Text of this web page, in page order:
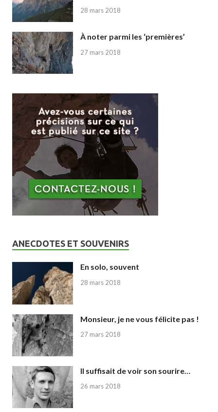
28 mars 2018
À noter parmi les ‘premières’
27 mars 2018
ANECDOTES ET SOUVENIRS
En solo, souvent
28 mars 2018
Monsieur, je ne vous félicite pas !
27 mars 2018
Il suffisait de voir son sourire…
26 mars 2018